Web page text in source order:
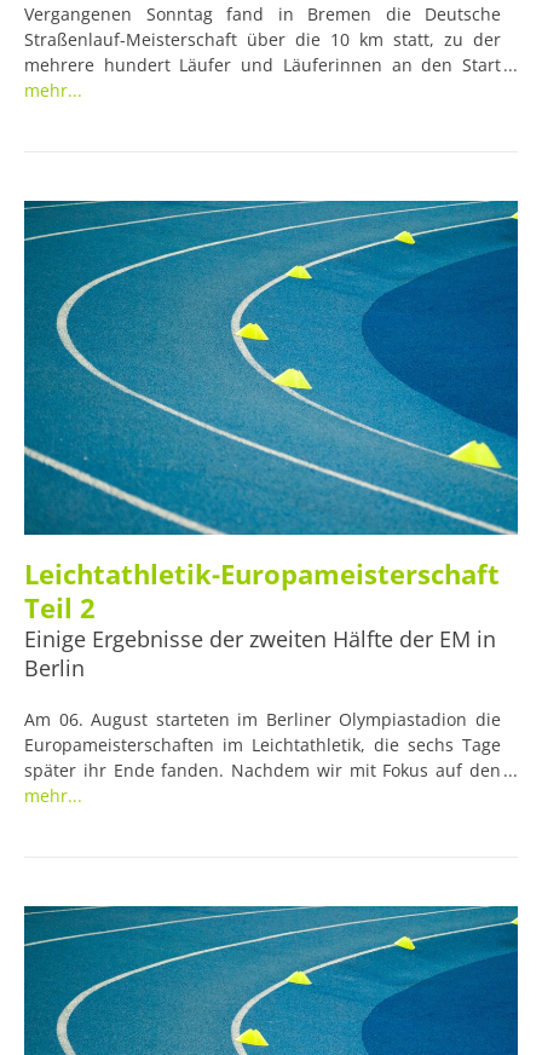
Vergangenen Sonntag fand in Bremen die Deutsche
Straßenlauf-Meisterschaft über die 10 km statt, zu der
mehrere hundert Läufer und Läuferinnen an den Start
gingen. Bei den Frauen gab es dabei keine großen
erlief.
mehr...
Leichtathletik-Europameisterschaft
Teil 2
Einige Ergebnisse der zweiten Hälfte der EM in
Berlin
Am 06. August starteten im Berliner Olympiastadion die
Europameisterschaften im Leichtathletik, die sechs Tage
später ihr Ende fanden. Nachdem wir mit Fokus auf den
Laufsport bereits über die erste Hälfte der Veranstaltung
mehr...